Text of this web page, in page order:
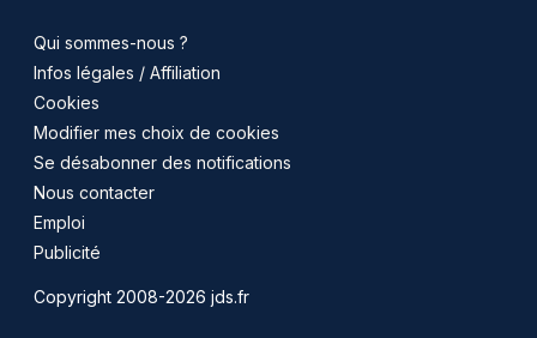
Qui sommes-nous ?
Infos légales / Affiliation
Cookies
Modifier mes choix de cookies
Se désabonner des notifications
Nous contacter
Emploi
Publicité
Copyright 2008-2026 jds.fr